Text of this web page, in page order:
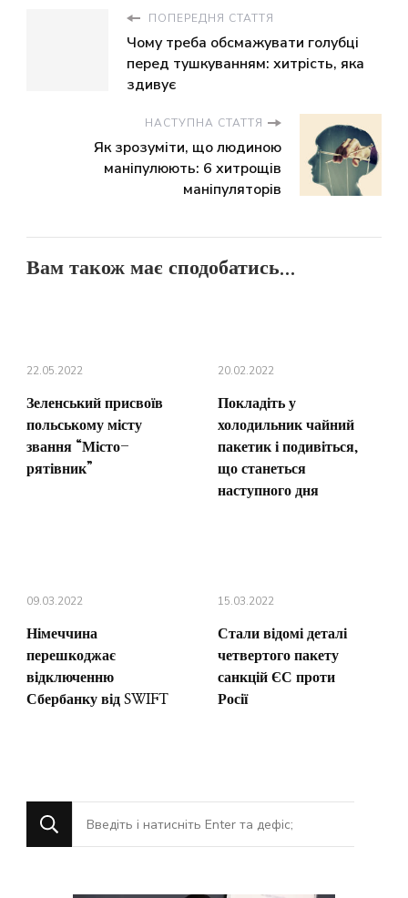
ПОПЕРЕДНЯ СТАТТЯ
Чому треба обсмажувати голубці
перед тушкуванням: хитрість, яка
здивує
НАСТУПНА СТАТТЯ
Як зрозуміти, що людиною
маніпулюють: 6 хитрощів
маніпуляторів
Вам також має сподобатись...
22.05.2022
Зеленський присвоїв
польському місту
звання “Місто-
рятівник”
20.02.2022
Покладіть у
холодильник чайний
пакетик і подивіться,
що станеться
наступного дня
09.03.2022
Німеччина
перешкоджає
відключенню
Сбербанку від SWIFT
15.03.2022
Стали відомі деталі
четвертого пакету
санкцій ЄС проти
Росії
Шукаєте
щось?